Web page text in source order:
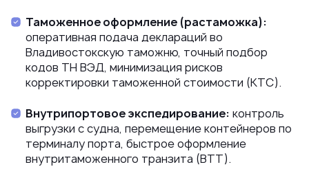
Таможенное оформление (растаможка):
оперативная подача деклараций во
Владивостокскую таможню, точный подбор
кодов ТН ВЭД, минимизация рисков
корректировки таможенной стоимости (КТС).
Внутрипортовое экспедирование: контроль
выгрузки с судна, перемещение контейнеров по
терминалу порта, быстрое оформление
внутритаможенного транзита (ВТТ).